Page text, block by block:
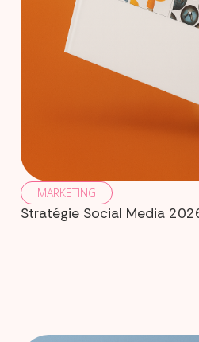
MARKETING
Stratégie Social Media